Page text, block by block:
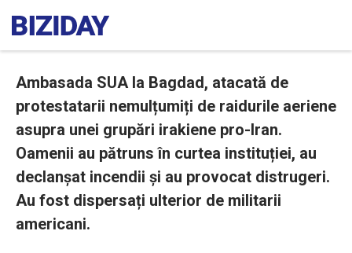
Ambasada SUA la Bagdad, atacată de
protestatarii nemulțumiți de raidurile aeriene
asupra unei grupări irakiene pro-Iran.
Oamenii au pătruns în curtea instituției, au
declanșat incendii și au provocat distrugeri.
Au fost dispersați ulterior de militarii
americani.